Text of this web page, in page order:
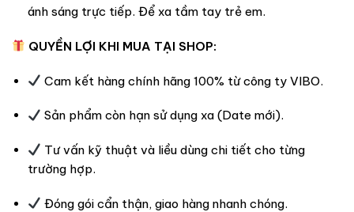
ánh sáng trực tiếp. Để xa tầm tay trẻ em.
QUYỀN LỢI KHI MUA TẠI SHOP:
Cam kết hàng chính hãng 100% từ công ty VIBO.
Sản phẩm còn hạn sử dụng xa (Date mới).
Tư vấn kỹ thuật và liều dùng chi tiết cho từng
trường hợp.
Đóng gói cẩn thận, giao hàng nhanh chóng.